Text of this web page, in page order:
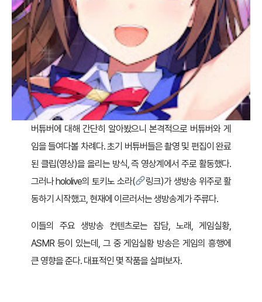
버튜버에 대해 간단히 알아봤으니 본격적으로 버튜버와 게
임을 들여다볼 차례다. 초기 버튜버들은 촬영 및 편집이 완료
된 클립(영상)을 올리는 방식, 즉 영상계에서 주로 활동했다.
그러나 hololive의 토키노 소라(
링크)가 생방송 위주로 활
동하기 시작했고, 현재에 이르러서는 생방송계가 주류다.
이들의 주요 생방송 컨텐츠로는 잡담, 노래, 게임실황,
ASMR 등이 있는데, 그 중 게임실황 방송은 게임의 흥행에
큰 영향을 준다. 대표적인 몇 작품을 살펴보자.